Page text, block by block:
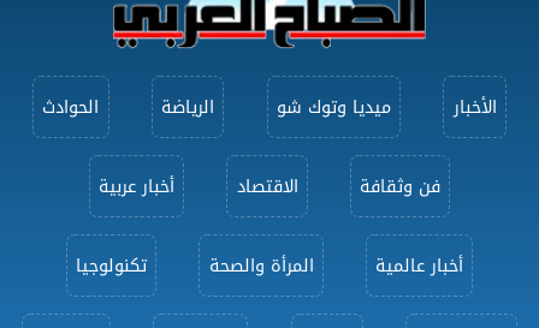
الأخبار ميديا وتوك شو الرياضة الحوادث
فن وثقافة الاقتصاد أخبار عربية
أخبار عالمية المرأة والصحة تكنولوجيا